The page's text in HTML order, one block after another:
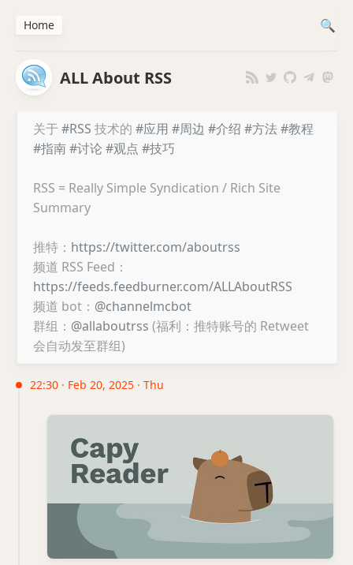
ALL About RSS
关于 #RSS 技术的 #应用 #周边 #介绍 #方法#教程
#指南#讨论 #观点 #技巧
RSS = Really Simple Syndication / Rich Site
Summary
推特： https://twitter.com/aboutrss
频道 RSS Feed：
https://feeds.feedburner.com/ALLAboutRSS
频道 bot： @channelmcbot
群组： @allaboutrss (福利：推特账号的 Retweet
会自动发至群组)
22:30 · Feb 20, 2025 · Thu
Home